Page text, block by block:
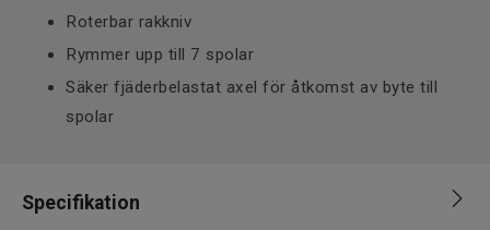
Roterbar rakkniv
Rymmer upp till 7 spolar
Säker fjäderbelastat axel för åtkomst av byte till
spolar
Specifikation